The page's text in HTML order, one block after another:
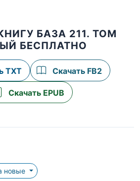
БАЗА 211. ТОМ
БЕСПЛАТНО
TXT Скачать FB2
Скачать EPUB
новые